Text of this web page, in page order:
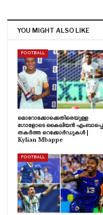
YOU MIGHT ALSO LIKE
FOOTBALL
മൊറോക്കോക്കെതിരെയുള്ള
ഗോളോടെ കൈലിയൻ എംബാപ്പെ
തകർത്ത റെക്കോർഡുകൾ |
Kylian Mbappe
FOOTBALL